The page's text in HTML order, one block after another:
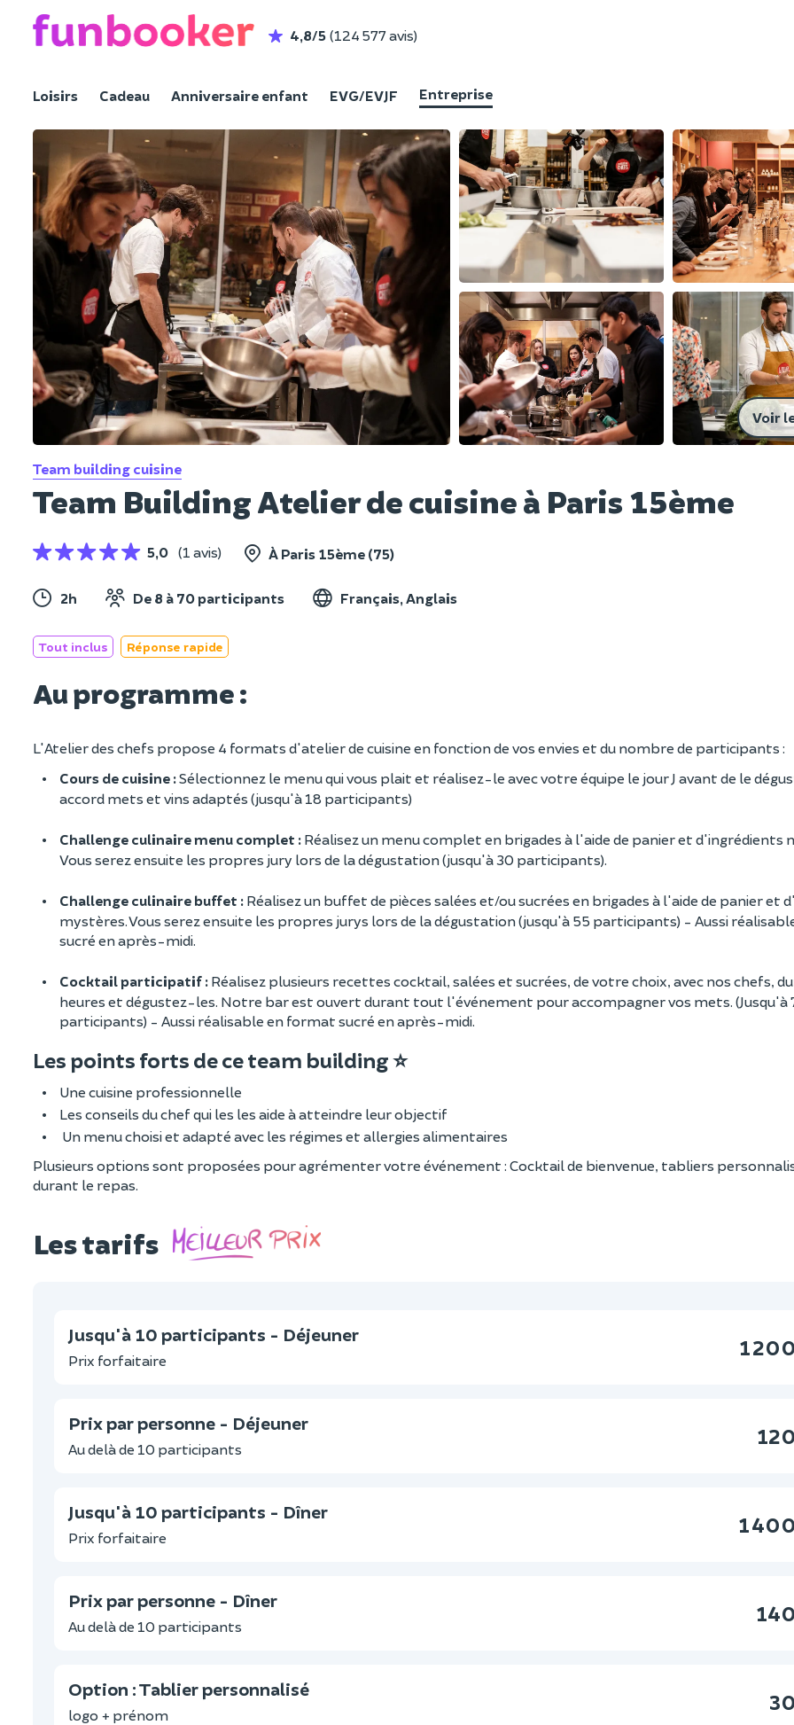
4,8/5 (124 577 avis)
Loisirs Cadeau Anniversaire enfant EVG/EVJF Entreprise
Voir
Team building cuisine
Team Building Atelier de cuisine à Paris 15ème
5,0 (1 avis) À Paris 15ème (75)
2h De 8 à 70 participants Français, Anglais
Tout inclus Réponse rapide
Au programme :
L'Atelier des chefs propose 4 formats d'atelier de cuisine en fonction de vos envies et du nombre de participants :
Cours de cuisine :Sélectionnez le menu qui vous plait et réalisez-le avec votre équipe le jour J avant de le
accord mets et vins adaptés (jusqu'à 18 participants)
Challenge culinaire menu complet : Réalisez un menu complet en brigades à l'aide de panier et d'ingrédients
Vous serez ensuite les propres jury lors de la dégustation (jusqu'à 30 participants).
Challenge culinaire buffet : Réalisez un buffet de pièces salées et/ou sucrées en brigades à l'aide de panier et
mystères. Vous serez ensuite les propres jurys lors de la dégustation (jusqu'à 55 participants) - Aussi
sucré en après-midi.
Cocktail participatif : Réalisez plusieurs recettes cocktail, salées et sucrées, de votre choix, avec nos chefs,
heures et dégustez-les. Notre bar est ouvert durant tout l'événement pour accompagner vos mets. (Jusqu'à
participants) - Aussi réalisable en format sucré en après-midi.
Les points forts de ce team building ⭐
Une cuisine professionnelle
Les conseils du chef qui les les aide à atteindre leur objectif
Un menu choisi et adapté avec les régimes et allergies alimentaires
Plusieurs options sont proposées pour agrémenter votre événement : Cocktail de bienvenue, tabliers
durant le repas.
Les tarifs
Jusqu'à 10 participants - Déjeuner
Prix forfaitaire
1
Prix par personne - Déjeuner
Au delà de 10 participants
Jusqu'à 10 participants - Dîner
Prix forfaitaire
1
Prix par personne - Dîner
Au delà de 10 participants
Option : Tablier personnalisé
logo + prénom